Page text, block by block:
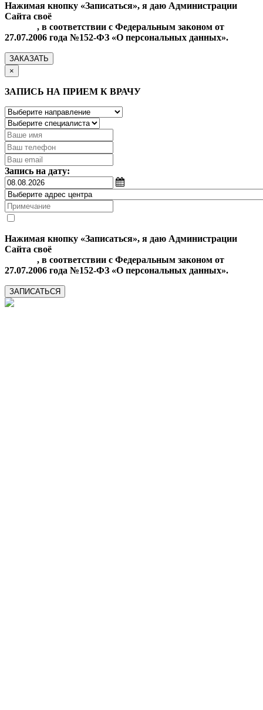
Нажимая кнопку «Записаться», я даю Администрации
Сайта своё
, в соответствии с Федеральным законом от
27.07.2006 года №152-ФЗ «О персональных данных».
ЗАКАЗАТЬ
×
ЗАПИСЬ НА ПРИЕМ К ВРАЧУ
Запись на дату:
Нажимая кнопку «Записаться», я даю Администрации
Сайта своё
, в соответствии с Федеральным законом от
27.07.2006 года №152-ФЗ «О персональных данных».
ЗАПИСАТЬСЯ